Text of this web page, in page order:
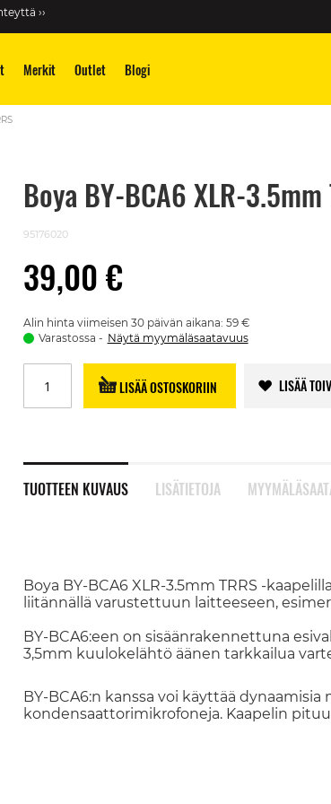
››
Merkit Outlet Blogi
Boya BY-BCA6 XLR-3.5mm
95176020
39,00 €
Alin hinta viimeisen 30 päivän aikana: 59 €
Varastossa
Näytä myymäläsaatavuus
LISÄÄ OSTOSKORIIN LISÄÄ
TUOTTEEN KUVAUS
Boya BY-BCA6 XLR-3.5mm TRRS -
liitännällä varustettuun laitteeseen,
BY-BCA6:een on sisäänrakennettuna
3,5mm kuulokelähtö äänen tarkkailua
BY-BCA6:n kanssa voi käyttää
kondensaattorimikrofoneja. Kaapelin
LISÄTIETOJA